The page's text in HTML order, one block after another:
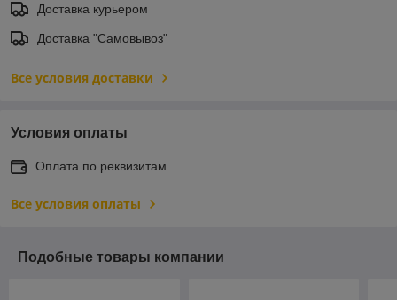
Доставка курьером
Доставка "Самовывоз"
Все условия доставки
Условия оплаты
Оплата по реквизитам
Все условия оплаты
Подобные товары компании